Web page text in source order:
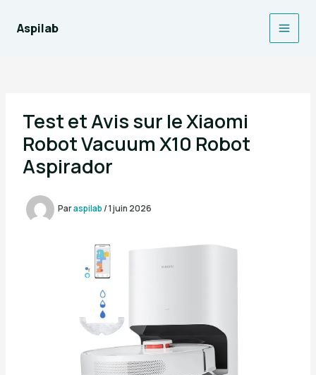
contenu
Aspilab
Main
Test et Avis sur le Xiaomi
Robot Vacuum X10 Robot
Aspirador
Paraspilab/1 juin 2026